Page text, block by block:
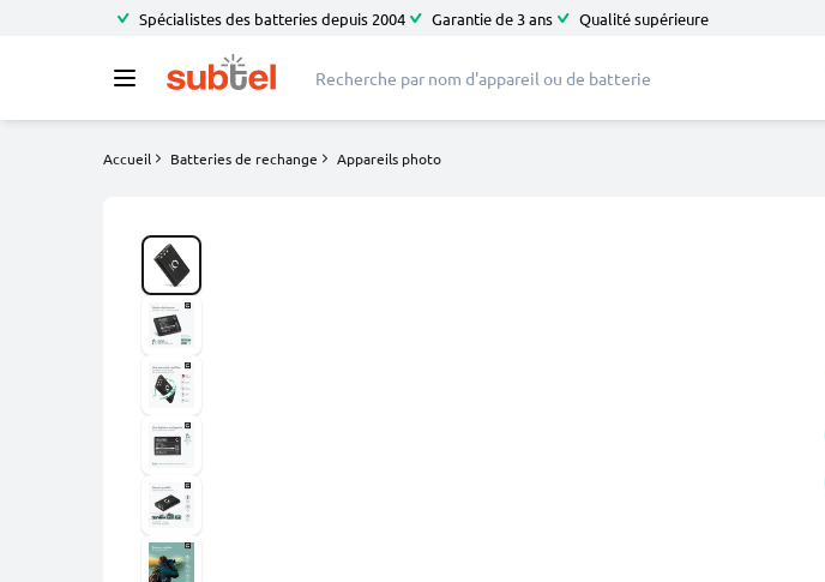
Spécialistes des batteries depuis 2004 Garantie de 3 ans Qualité supérieure
Accueil Batteries de rechange Appareils photo